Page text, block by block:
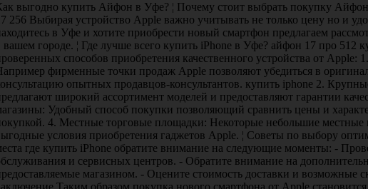
выгодно купить Айфон в Уфе? ¦ Почему стоит выбрать покупку
256 Выбирая устройство Apple важно учитывать не только цену но и
в Уфе и хотите приобрести новый смартфон предлагаем
вашем городе. ¦ Где лучше всего купить iPhone в Уфе? айфон 17 про 512
способов приобретения качественного устройства от
фирменные точки продаж Apple позволяют убедиться в
опытных продавцов-консультантов. купить iphone 2.
широкий ассортимент моделей и предоставляют гарантии
Удобный способ покупки позволяющий сравнить цены и
4. Местные торговые площадки: Некоторые небольшие
условия приобретения гаджетов Apple. ¦ Советы по выбору
где купить iPhone обратите внимание на следующие моменты: -
и сервисных центров. - Обратите внимание на
магазином. - Оцените стоимость доставки и возможные
Таким образом покупка нового смартфона от Apple